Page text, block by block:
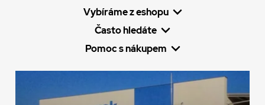
Vybíráme z eshopu
Často hledáte
Pomoc s nákupem